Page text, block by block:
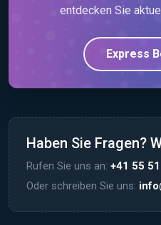
entdecken Sie
Express
Haben Sie Fragen?
Rufen Sie uns an: +41 55
Oder schreiben Sie uns: